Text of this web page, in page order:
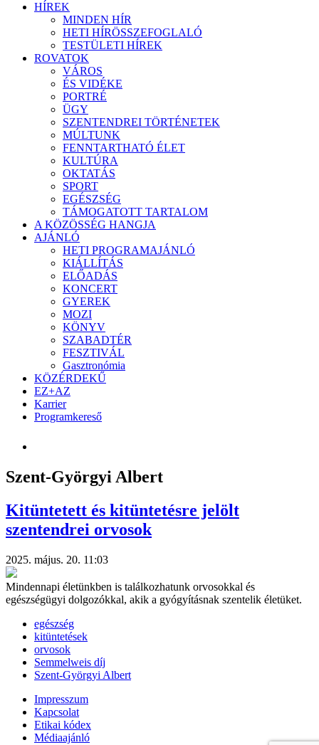
HÍREK
MINDEN HÍR
HETI HÍRÖSSZEFOGLALÓ
TESTÜLETI HÍREK
ROVATOK
VÁROS
ÉS VIDÉKE
PORTRÉ
ÜGY
SZENTENDREI TÖRTÉNETEK
MÚLTUNK
FENNTARTHATÓ ÉLET
KULTÚRA
OKTATÁS
SPORT
EGÉSZSÉG
TÁMOGATOTT TARTALOM
A KÖZÖSSÉG HANGJA
AJÁNLÓ
HETI PROGRAMAJÁNLÓ
KIÁLLÍTÁS
ELŐADÁS
KONCERT
GYEREK
MOZI
KÖNYV
SZABADTÉR
FESZTIVÁL
Gasztronómia
KÖZÉRDEKŰ
EZ+AZ
Karrier
Programkereső
Szent-Györgyi Albert
Kitüntetett és kitüntetésre jelölt
szentendrei orvosok
2025. május. 20. 11:03
Mindennapi életünkben is találkozhatunk orvosokkal és
egészségügyi dolgozókkal, akik a gyógyításnak szentelik életüket.
egészség
kitüntetések
orvosok
Semmelweis díj
Szent-Györgyi Albert
Impresszum
Kapcsolat
Etikai kódex
Médiaajánló